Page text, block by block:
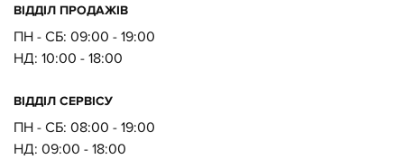
ВІДДІЛ ПРОДАЖІВ
ПН - СБ: 09:00 - 19:00
НД: 10:00 - 18:00
ВІДДІЛ CЕРВІСУ
ПН - СБ: 08:00 - 19:00
НД: 09:00 - 18:00